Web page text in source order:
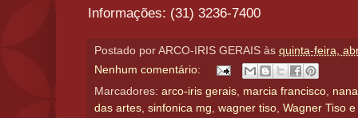
Informações: (31) 3236-7400
Postado por ARCO-IRIS GERAIS às quinta-feira,
Nenhum comentário:
Marcadores: arco-iris gerais, marcia francisco,
das artes, sinfonica mg, wagner tiso, Wagner Tiso